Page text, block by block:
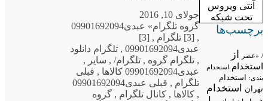
آنتی ویروس
تحت شبکه
جولای 10, 2016
گروه تلگرام» عبدی09901692094
, [3] تلگرام ,
[3]
عبدی09901692094
, تلگرام دانلود
, تلگرام گروه , تلگرام/, سایر ,
عبدی09901692094 کالاها
, قبلی
تلگرام , قبلی عبدی09901692094
, کالاها , کانال تلگرام , گروه
برچسب‌ها
/ «عصر از
استخدام استخدام
بندی: استخدام
تهران
استخدام